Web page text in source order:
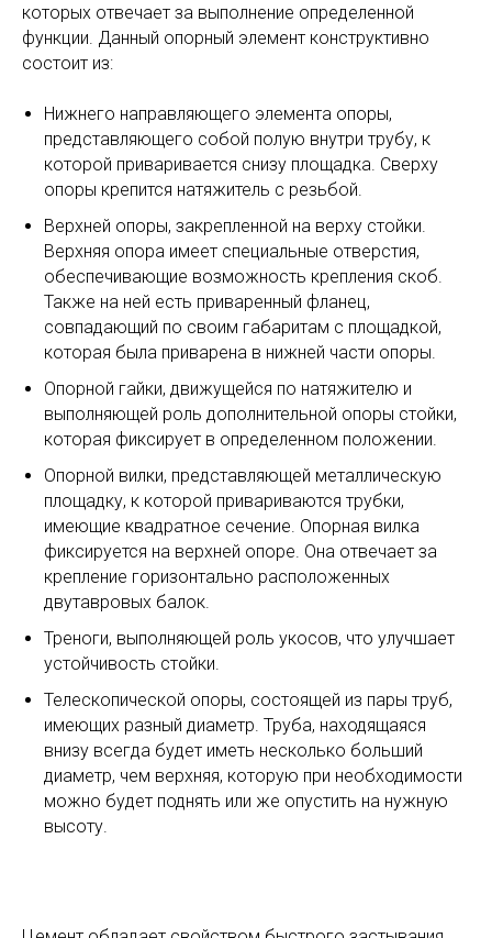
которых отвечает за выполнение определенной
функции. Данный опорный элемент конструктивно
состоит из:
Нижнего направляющего элемента опоры,
представляющего собой полую внутри трубу, к
которой приваривается снизу площадка. Сверху
опоры крепится натяжитель с резьбой.
Верхней опоры, закрепленной на верху стойки.
Верхняя опора имеет специальные отверстия,
обеспечивающие возможность крепления скоб.
Также на ней есть приваренный фланец,
совпадающий по своим габаритам с площадкой,
которая была приварена в нижней части опоры.
Опорной гайки, движущейся по натяжителю и
выполняющей роль дополнительной опоры стойки,
которая фиксирует в определенном положении.
Опорной вилки, представляющей металлическую
площадку, к которой привариваются трубки,
имеющие квадратное сечение. Опорная вилка
фиксируется на верхней опоре. Она отвечает за
крепление горизонтально расположенных
двутавровых балок.
Треноги, выполняющей роль укосов, что улучшает
устойчивость стойки.
Телескопической опоры, состоящей из пары труб,
имеющих разный диаметр. Труба, находящаяся
внизу всегда будет иметь несколько больший
диаметр, чем верхняя, которую при необходимости
можно будет поднять или же опустить на нужную
высоту.